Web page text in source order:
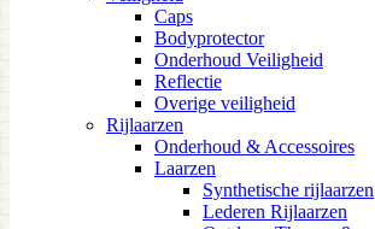
Caps
Bodyprotector
Onderhoud Veiligheid
Reflectie
Overige veiligheid
Rijlaarzen
Onderhoud & Accessoires
Laarzen
Synthetische rijlaarzen
Lederen Rijlaarzen